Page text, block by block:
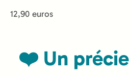
12,90 euros
❤️ Un